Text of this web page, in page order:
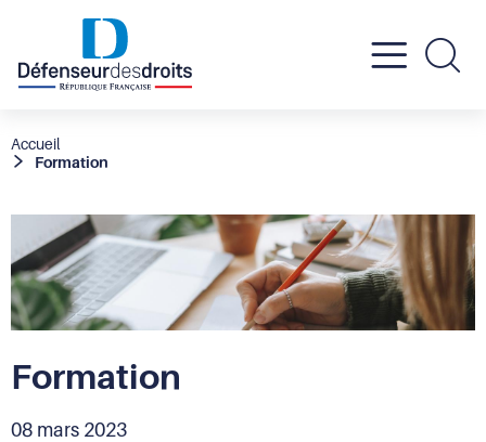
menu
Fil
d'Ariane
Accueil
Formation
Formation
08 mars 2023